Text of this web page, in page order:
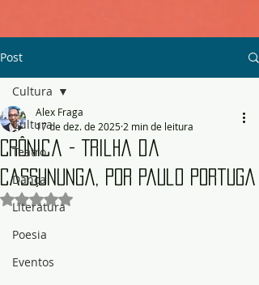
Post
Cultura
Teatro
Dança
Literatura
Poesia
Eventos
Cultura
Crônica - Trilha da
Cassununga, por Paulo Portuga
Alex Fraga
17 de dez. de 2025 2 min de leitura
Avaliado com NaN de 5 estrelas.